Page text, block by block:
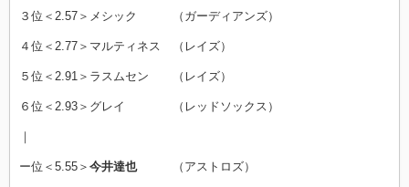
３位＜2.57＞メシック （ガーディアンズ）
４位＜2.77＞マルティネス （レイズ）
５位＜2.91＞ラスムセン （レイズ）
６位＜2.93＞グレイ （レッドソックス）
｜
ー位＜5.55＞ 今井達也（アストロズ）